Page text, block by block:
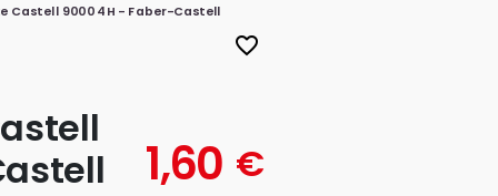
Castell 9000 4H - Faber-Castell
favorite_border
1,60 €